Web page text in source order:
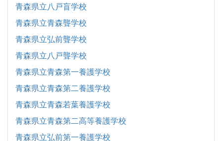
青森県立八戸盲学校
青森県立青森聾学校
青森県立弘前聾学校
青森県立八戸聾学校
青森県立青森第一養護学校
青森県立青森第二養護学校
青森県立青森若葉養護学校
青森県立青森第二高等養護学校
青森県立弘前第一養護学校